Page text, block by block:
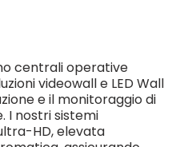
centrali operative
videowall e LED Wall
e il monitoraggio di
I nostri sistemi
HD, elevata